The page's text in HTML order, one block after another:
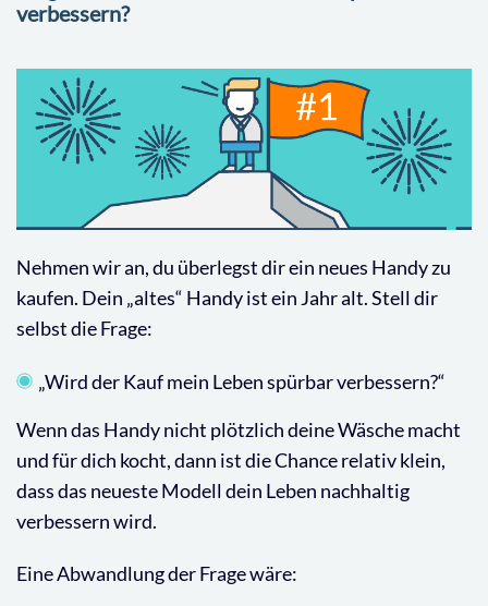
verbessern?
Nehmen wir an, du überlegst dir ein neues Handy zu
kaufen. Dein „altes“ Handy ist ein Jahr alt. Stell dir
selbst die Frage:
„Wird der Kauf mein Leben spürbar verbessern?“
Wenn das Handy nicht plötzlich deine Wäsche macht
und für dich kocht, dann ist die Chance relativ klein,
dass das neueste Modell dein Leben nachhaltig
verbessern wird.
Eine Abwandlung der Frage wäre: